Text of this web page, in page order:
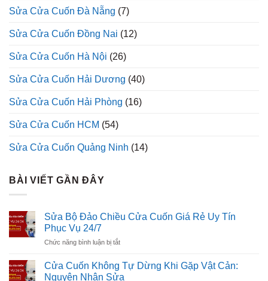
Sửa Cửa Cuốn Đà Nẵng (7)
Sửa Cửa Cuốn Đồng Nai (12)
Sửa Cửa Cuốn Hà Nội (26)
Sửa Cửa Cuốn Hải Dương (40)
Sửa Cửa Cuốn Hải Phòng (16)
Sửa Cửa Cuốn HCM (54)
Sửa Cửa Cuốn Quảng Ninh (14)
BÀI VIẾT GẦN ĐÂY
Sửa Bộ Đảo Chiều Cửa Cuốn Giá Rẻ Uy Tín
Phục Vụ 24/7
Chức năng bình luận bị tắtở
Bộ
Đảo
Cửa Cuốn Không Tự Dừng Khi Gặp Vật Cản:
Nguyên Nhân Sửa